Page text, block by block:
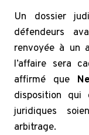
Un dossier
défendeurs
renvoyée à un
l’affaire sera
affirmé que
disposition qui
juridiques
arbitrage.